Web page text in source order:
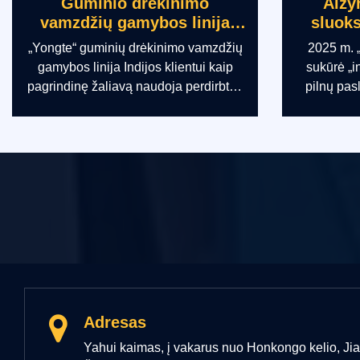
sluoksnių PPR vamzdžių
gamybos linija
2025 m. „Yongte“ Alžyro klientams
sukūrė „individualizuotos įrangos +
pilnų paslaugų“ sprendimą iki galo,
2025
CPVC
Pietų
Adresas
Yahui kaimas, į vakarus nuo Honkongo kelio,